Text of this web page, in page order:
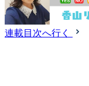
連載目次へ行く